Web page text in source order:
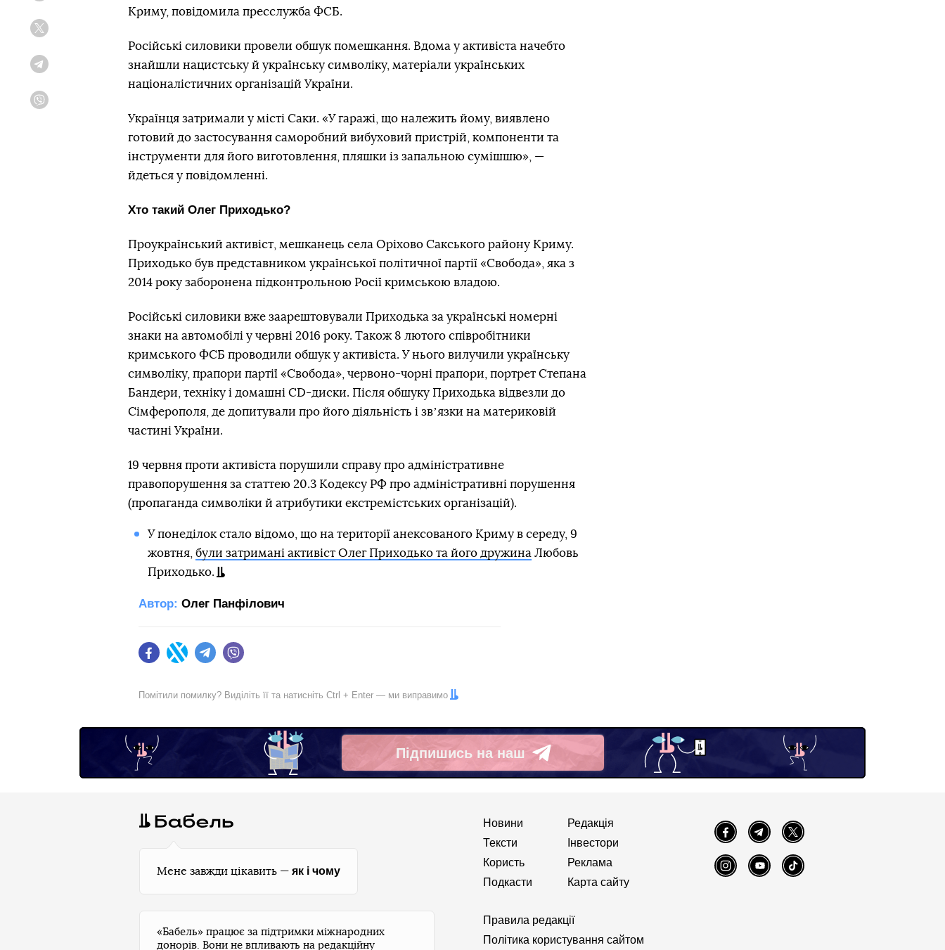
Криму, повідомила пресслужба ФСБ.
Російські силовики провели обшук помешкання. Вдома у активіста начебто
знайшли нацистську й українську символіку, матеріали українських
націоналістичних організацій України.
Українця затримали у місті Саки. «У гаражі, що належить йому, виявлено
готовий до застосування саморобний вибуховий пристрій, компоненти та
інструменти для його виготовлення, пляшки із запальною сумішшю», —
йдеться у повідомленні.
Хто такий Олег Приходько?
Проукраїнський активіст, мешканець села Оріхово Сакського району Криму.
Приходько був представником української політичної партії «Свобода», яка з
2014 року заборонена підконтрольною Росії кримською владою.
Російські силовики вже заарештовували Приходька за українські номерні
знаки на автомобілі у червні 2016 року. Також 8 лютого співробітники
кримського ФСБ проводили обшук у активіста. У нього вилучили українську
символіку, прапори партії «Свобода», червоно-чорні прапори, портрет Степана
Бандери, техніку і домашні CD-диски. Після обшуку Приходька відвезли до
Сімферополя, де допитували про його діяльність і звʼязки на материковій
частині України.
19 червня проти активіста порушили справу про адміністративне
правопорушення за статтею 20.3 Кодексу РФ про адміністративні порушення
(пропаганда символіки й атрибутики екстремістських організацій).
У понеділок стало відомо, що на території анексованого Криму в середу, 9
жовтня, були затримані активіст Олег Приходько та його дружина Любовь
Приходько.
Автор: Олег Панфілович
FacebookTwitter Telegram
Помітили помилку? Виділіть її та натисніть Ctrl + Enter — ми виправимо
Підпишись на наш
Telegram
Мене завжди цікавить — як і чому
Новини
Тексти
Користь
Подкасти
Редакція
Інвестори
Реклама
Карта сайту
FacebookTelegram Twitter
InstagramYouTube TikTok
Правила редакції
Політика користування сайтом
«Бабель» працює за підтримки міжнародних
донорів. Вони не впливають на редакційну